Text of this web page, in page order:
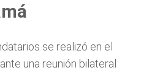
se realizó en el
una reunión bilateral